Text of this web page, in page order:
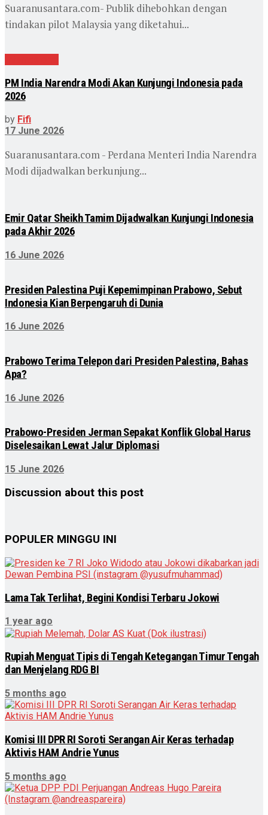
Suaranusantara.com- Publik dihebohkan dengan
tindakan pilot Malaysia yang diketahui...
PM India Narendra Modi Akan Kunjungi Indonesia pada
2026
by Fifi
17 June 2026
Suaranusantara.com - Perdana Menteri India Narendra
Modi dijadwalkan berkunjung...
Emir Qatar Sheikh Tamim Dijadwalkan Kunjungi Indonesia
pada Akhir 2026
16 June 2026
Presiden Palestina Puji Kepemimpinan Prabowo, Sebut
Indonesia Kian Berpengaruh di Dunia
16 June 2026
Prabowo Terima Telepon dari Presiden Palestina, Bahas
Apa?
16 June 2026
Prabowo-Presiden Jerman Sepakat Konflik Global Harus
Diselesaikan Lewat Jalur Diplomasi
15 June 2026
Discussion about this post
POPULER MINGGU INI
Lama Tak Terlihat, Begini Kondisi Terbaru Jokowi
1 year ago
Rupiah Menguat Tipis di Tengah Ketegangan Timur Tengah
dan Menjelang RDG BI
5 months ago
Komisi III DPR RI Soroti Serangan Air Keras terhadap
Aktivis HAM Andrie Yunus
5 months ago